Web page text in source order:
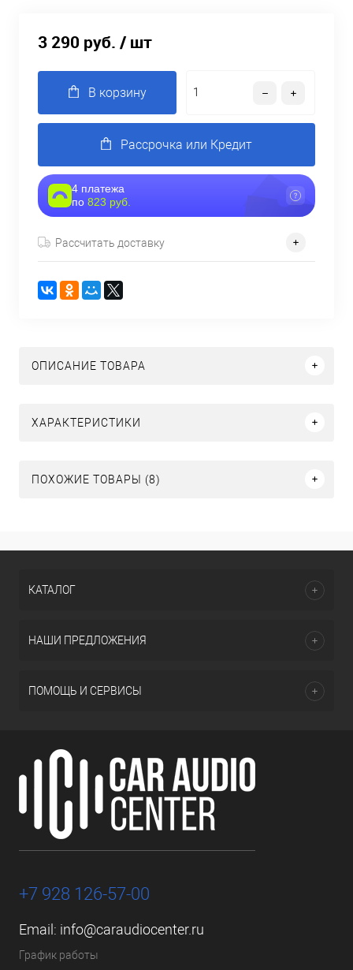
3 290 руб. / шт
В корзину
Рассрочка или Кредит
4 платежа
по 823 руб.
Рассчитать доставку
ОПИСАНИЕ ТОВАРА
ХАРАКТЕРИСТИКИ
ПОХОЖИЕ ТОВАРЫ (8)
КАТАЛОГ
НАШИ ПРЕДЛОЖЕНИЯ
ПОМОЩЬ И СЕРВИСЫ
+7 928 126-57-00
Email: info@caraudiocenter.ru
График работы